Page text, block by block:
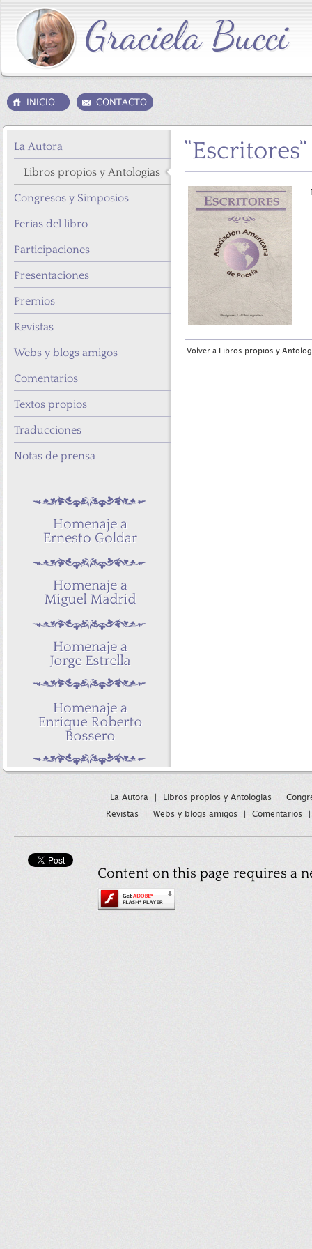
La Autora
Libros propios y Antologias
Congresos y Simposios
Ferias del libro
Participaciones
Presentaciones
Premios
Revistas
Webs y blogs amigos
Comentarios
Textos propios
Traducciones
Notas de prensa
“Escritores”
Volver a Libros propios y
La Autora Libros propios y Antologias
Revistas
Webs y blogs amigos Comentarios
Content on this page requires a